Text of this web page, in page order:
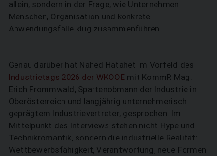
allein, sondern in der Frage, wie Unternehmen
Menschen, Organisation und konkrete
Anwendungsfälle klug zusammenführen.
Genau darüber hat Nahed Hatahet im Vorfeld des
Industrietags 2026 der WKOOE mit KommR Mag.
Erich Frommwald, Spartenobmann der Industrie in
Oberösterreich und langjährig unternehmerisch
geprägtem Industrievertreter, gesprochen. Im
Mittelpunkt des Interviews stehen nicht Hype und
Technikromantik, sondern die industrielle Realität:
Wettbewerbsfähigkeit, Verantwortung, neue Formen